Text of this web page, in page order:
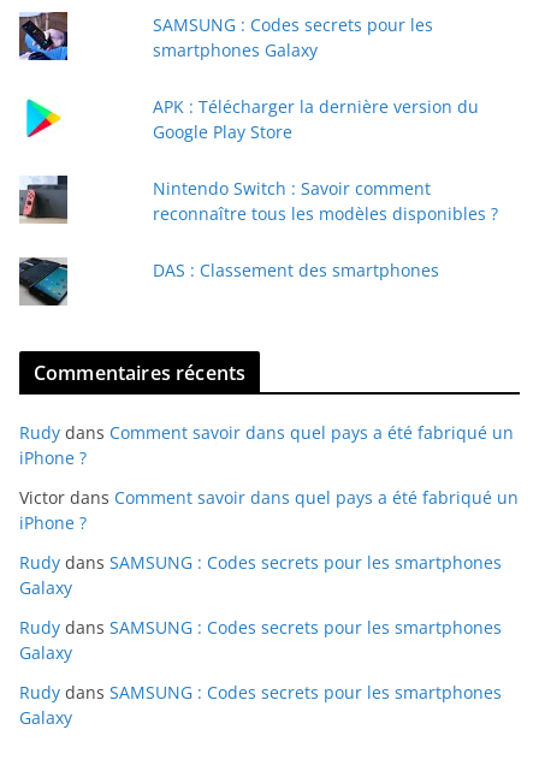
e
a
SAMSUNG : Codes secrets pour les
smartphones Galaxy
APK : Télécharger la dernière version du
Google Play Store
Nintendo Switch : Savoir comment
reconnaître tous les modèles disponibles ?
DAS : Classement des smartphones
Commentaires récents
Rudy dans Comment savoir dans quel pays a été fabriqué un
iPhone ?
Victor dans Comment savoir dans quel pays a été fabriqué un
iPhone ?
Rudy dans SAMSUNG : Codes secrets pour les smartphones
Galaxy
Rudy dans SAMSUNG : Codes secrets pour les smartphones
Galaxy
Rudy dans SAMSUNG : Codes secrets pour les smartphones
Galaxy